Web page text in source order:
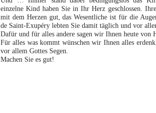
einzelne Kind haben Sie in Ihr Herz geschlossen.
mit dem Herzen gut, das Wesentliche ist für die
de Saint-Exupéry lebten Sie damit täglich und vor
Dafür und für alles andere sagen wir Ihnen heute von
Für alles was kommt wünschen wir Ihnen alles
vor allem Gottes Segen.
Machen Sie es gut!